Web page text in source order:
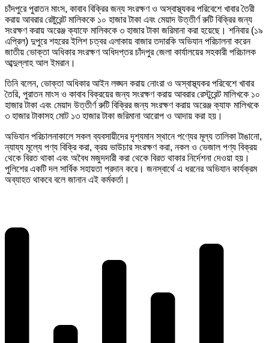
চাঁদপুরে পুরাতন মাংস, কাবাব বিক্রির জন্য সংরক্ষণ ও অস্বাস্থ্যকর পরিবেশে খাবার তৈরী
করায় আবরার রেষ্টুরেন্ট মালিককে ১০ হাজার টাকা এবং মেয়াদ উত্তীর্ণ রুটি বিক্রির জন্য
সংরক্ষণ করায় অরেঞ্জ ক্যাফে মালিককে ৩ হাজার টাকা জরিমানা করা হয়েছে। শনিবার (১৯
এপ্রিল) দুপুরে শহরের ইলিশ চত্বর এলাকায় বাজার তদারকি অভিযান পরিচালনা করেন
জাতীয় ভোক্তা অধিকার সংরক্ষণ অধিদপ্তর চাঁদপুর জেলা কার্যালয়ের সহকারী পরিচালক
আব্দুল্লাহ আল ইমরান।
তিনি বলেন, ভোক্তা অধিকার আইন লঙ্ঘন করায় নোংরা ও অস্বাস্থ্যকর পরিবেশে খাবার
তৈরি, পুরাতন মাংস ও কাবাব বিক্রয়ের জন্য সংরক্ষণ করায় আবরার রেস্টুরেন্ট মালিখকে ১০
হাজার টাকা এবং মেয়াদ উত্তীর্ণ রুটি বিক্রির জন্য সংরক্ষণ করায় অরেঞ্জ ক্যাফ মালিখকে
৩ হাজার টাকাসহ মোট ১৩ হাজার টাকা জরিমানা আরোপ ও আদায় করা হয়।
অভিযান পরিচালনাকালে সকল ব্যবসায়ীদের দৃশ্যমান স্থানে পণ্যের মূল্য তালিকা টাঙানো,
ন্যায্য মূল্যে পণ্য বিক্রি করা, ক্রয় ভাউচার সংরক্ষণ করা, নকল ও ভেজাল পণ্য বিক্রয়
থেকে বিরত থাকা এবং অবৈধ মজুদদারী করা থেকে বিরত থাকার নির্দেশনা দেওয়া হয়।
পুলিশের একটি দল সার্বিক সহায়তা প্রদান করে। জনস্বার্থে এ ধরনের অভিযান কার্যক্রম
অব্যাহত থাকবে বলে জানান এই কর্মকর্তা।